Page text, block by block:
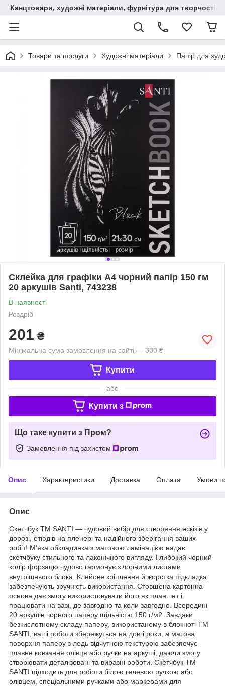
Канцтовари, художні матеріали, фурнітура для творчості
Товари та послуги Художні матеріали Папір для
Склейка для графіки А4 чорний папір 150 гм
20 аркушів Santi, 743238
В наявності
Роздріб
201 ₴
Мінімальна сума замовлення на сайті — 300 ₴
Купити
або
Купити з
Що таке купити з Пром?
Замовлення під захистом
Опис Характеристики Доставка Оплата Умови
Опис
Скетчбук ТМ SANTI — чудовий вибір для створення ескізів у
дорозі, етюдів на пленері та надійного зберігання ваших
робіт! М'яка обкладинка з матовою ламінацією надає
скетчбуку стильного та лаконічного вигляду. Глибокий чорний
колір форзацю чудово гармонує з чорними листами
внутрішнього блока. Клейове кріплення й жорстка підкладка
забезпечують зручність використання. Стовщена картонна
основа дає змогу використовувати його як планшет і
працювати на вазі, де завгодно та коли завгодно. Всередині
20 аркушів чорного паперу щільністю 150 г/м2. Завдяки
безкислотному складу паперу, використаному в блокноті ТМ
SANTI, ваші роботи збережуться на довгі роки, а матова
поверхня паперу з ледь відчутною текстурою забезпечує
плавне ковзання олівця або ручки на аркуші, даючи змогу
створювати деталізовані та виразні роботи. Скетчбук ТМ
SANTI підходить для роботи білою гелевою ручкою або
олівцем, спеціальними ручками або маркерами для